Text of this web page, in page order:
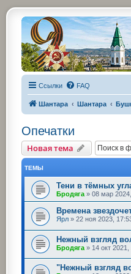
Ссылки FAQ
Шантара Шантара
Опечатки
Новая тема
ТЕМЫ
Тени в тёмных
Бродяга » 08 мар
Времена
Ярл » 22 ноя 2023,
Нежный взгляд
Бродяга » 14 окт
"Нежный взгляд